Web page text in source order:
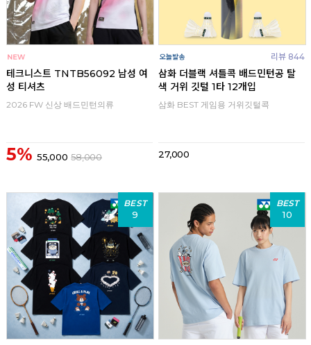
테크니스트 TNTB56092 남성 여
성 티셔츠
2026 FW 신상 배드민턴의류
5% 55,000 58,000
리뷰 844
삼화 더블랙 셔틀콕 배드민턴공 탈
색 거위 깃털 1타 12개입
삼화 BEST 게임용 거위깃털콕
27,000
BEST
9
BEST
10